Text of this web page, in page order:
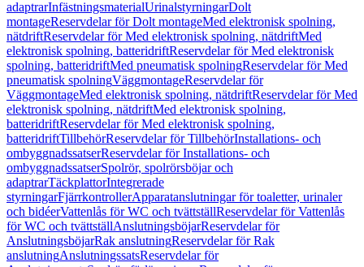
adaptrarInfästningsmaterialUrinalstyrningarDolt
montageReservdelar för Dolt montageMed elektronisk spolning,
nätdriftReservdelar för Med elektronisk spolning, nätdriftMed
elektronisk spolning, batteridriftReservdelar för Med elektronisk
spolning, batteridriftMed pneumatisk spolningReservdelar för Med
pneumatisk spolningVäggmontageReservdelar för
VäggmontageMed elektronisk spolning, nätdriftReservdelar för Med
elektronisk spolning, nätdriftMed elektronisk spolning,
batteridriftReservdelar för Med elektronisk spolning,
batteridriftTillbehörReservdelar för TillbehörInstallations- och
ombyggnadssatserReservdelar för Installations- och
ombyggnadssatserSpolrör, spolrörsböjar och
adaptrarTäckplattorIntegrerade
styrningarFjärrkontrollerApparatanslutningar för toaletter, urinaler
och bidéerVattenlås för WC och tvättställReservdelar för Vattenlås
för WC och tvättställAnslutningsböjarReservdelar för
AnslutningsböjarRak anslutningReservdelar för Rak
anslutningAnslutningssatsReservdelar för